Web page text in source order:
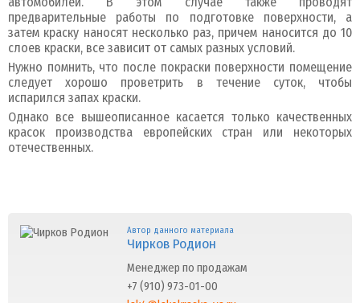
предварительные работы по подготовке поверхности, а
затем краску наносят несколько раз, причем наносится до 10
слоев краски, все зависит от самых разных условий.
Нужно помнить, что после покраски поверхности помещение
следует хорошо проветрить в течение суток, чтобы
испарился запах краски.
Однако все вышеописанное касается только качественных
красок производства европейских стран или некоторых
отечественных.
Автор данного материала
Чирков Родион
Менеджер по продажам
+7 (910) 973-01-00